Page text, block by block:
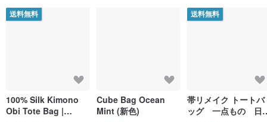
応 【jb-2-m】
送料無料
100% Silk Kimono
Obi Tote Bag |
Cube Bag Ocean
Mint (新色)
送料無料
帯リメイク トートバ
ッグ 一点もの 日